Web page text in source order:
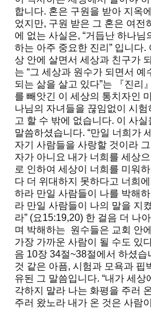
합니다. 혼은 구원을 받아 지옥
었지만, 구원 받은 그 혼은 여전
에 없는 사실은, “거듭난 하나님
하는 아주 중요한 진리” 입니다.
상 안에 살면서 세상과 친구가
는 “그 세상과 원수가 되면서
되는 삶을 살고 있다”는 『진리
를 빼앗긴 이 세상의 통치자인
나님의 자녀들을 끊임없이 시
고 할 수 밖에 없습니다. 이 사
말씀하셨습니다. “만일 너희가
자기 사람들을 사랑할 것이라
자가 아니요 내가 너희를 세상
로 인하여 세상이 너희를 미워
다 더 위대하지 못하다고 너희
하라 만일 사람들이 나를 박해
라 만일 사람들이 나의 말을 지
라” (요15:19,20) 한 걸음 더 나
며 박해하는 원수들은 교회 안
가장 가까운 사람이 될 수도 있
음 10장 34절~38절에서 하셨
것 같은 아픔, 시험과 모욕과 핍
유된 그 말씀입니다. “내가 세상
각하지 말라 나는 화평을 주러
주러 왔노라 내가 온 것은 사람